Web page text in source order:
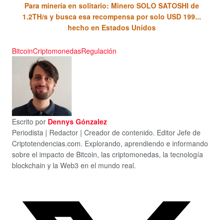
Para minería en solitario: Minero SOLO SATOSHI de
1.2TH/s y busca esa recompensa por solo USD 199...
hecho en Estados Unidos
BitcoinCriptomonedasRegulación
Escrito por Dennys Gónzalez
Periodista | Redactor | Creador de contenido. Editor Jefe de
Criptotendencias.com. Explorando, aprendiendo e informando
sobre el impacto de Bitcoin, las criptomonedas, la tecnología
blockchain y la Web3 en el mundo real.